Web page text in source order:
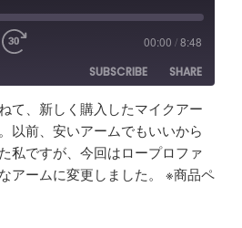
00:00 /8:48
SUBSCRIBE
SHARE
Apple Podcasts
Spotify
て、新しく購入したマイクアー
以前、安いアームでもいいから
私ですが、今回はロープロファ
アームに変更しました。 ※商品ペ